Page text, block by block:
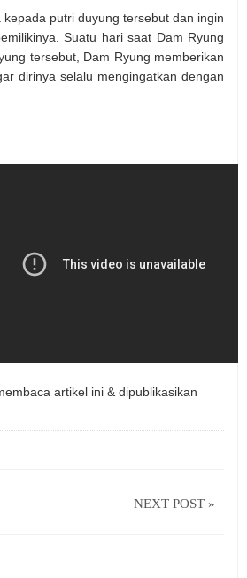
kepada putri duyung tersebut dan ingin
Suatu hari saat Dam Ryung
tersebut, Dam Ryung memberikan
dirinya selalu mengingatkan dengan
artikel ini & dipublikasikan
NEXT POST »